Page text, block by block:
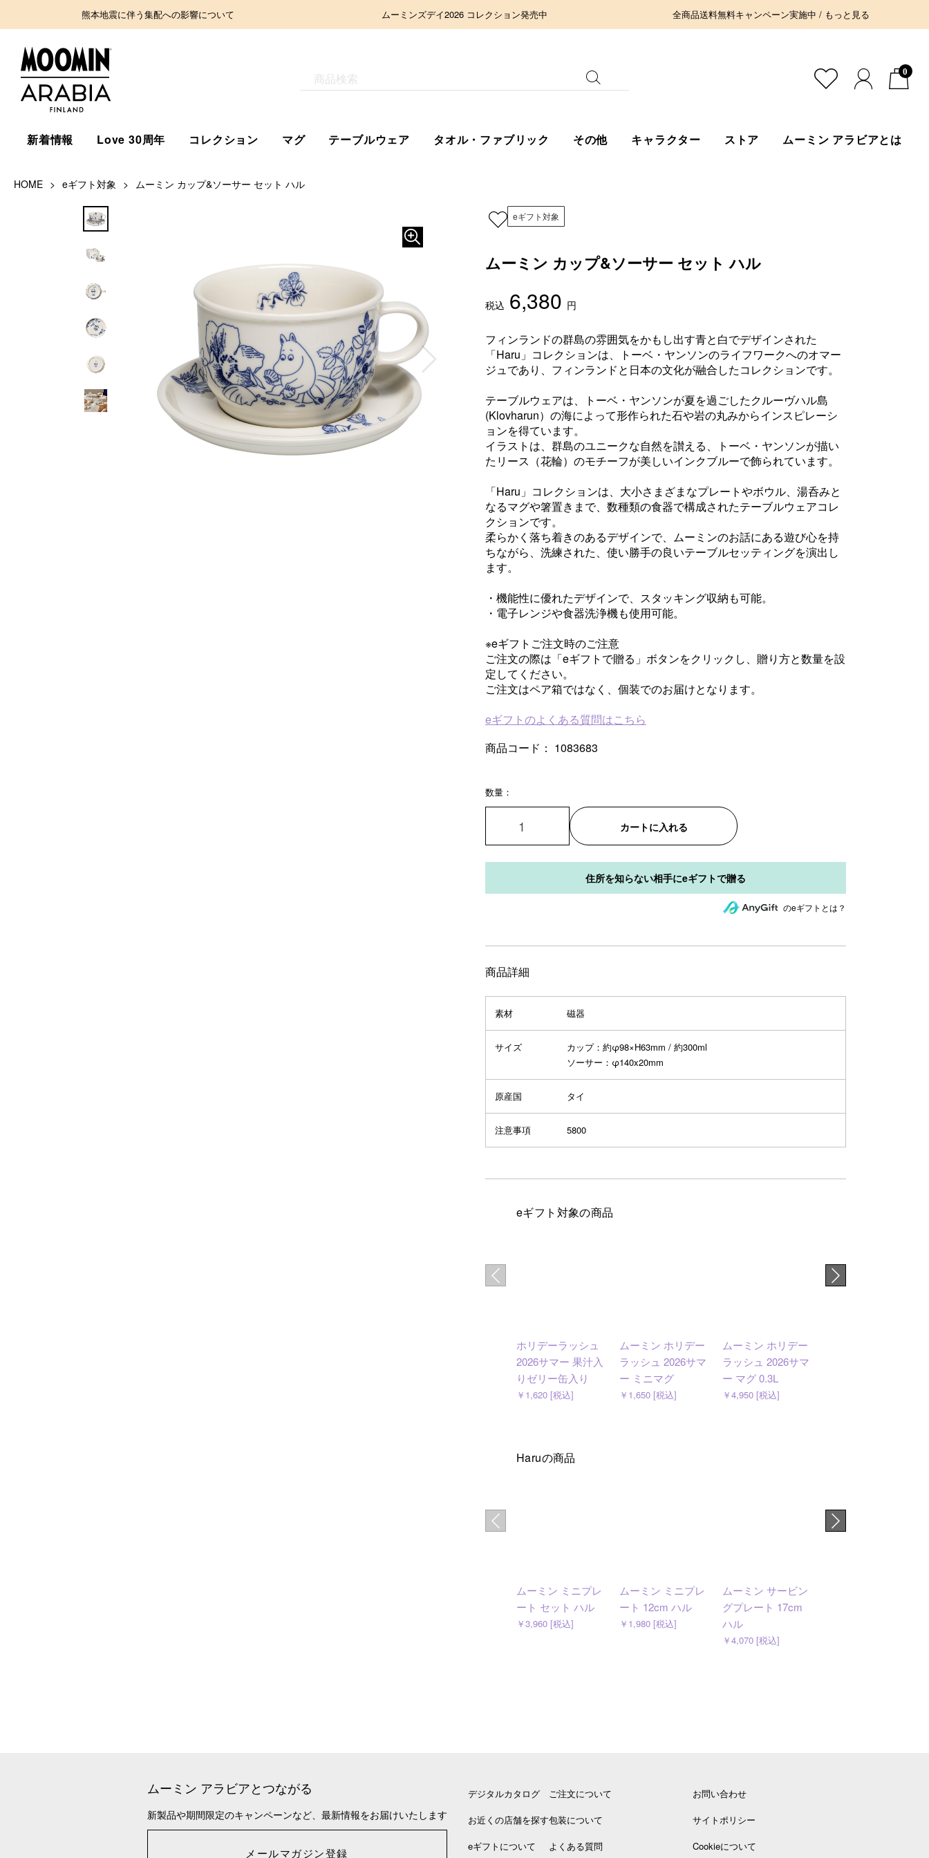
熊本地震に伴う集配への影響について ムーミンズデイ2026 コレクション発売中 全商品送料無料キャンペーン実施中 / もっと見る
0
新着情報 Love 30周年 コレクション マグ テーブルウェア タオル・ファブリック その他 キャラクター ストア ムーミン アラビアとは
HOME eギフト対象 ムーミン カップ&ソーサー セット ハル
eギフト対象
ムーミン カップ&ソーサー セット ハル
税込 6,380 円
フィンランドの群島の雰囲気をかもし出す青と白でデザインされた
「Haru」コレクションは、トーベ・ヤンソンのライフワークへのオマー
ジュであり、フィンランドと日本の文化が融合したコレクションです。
テーブルウェアは、トーベ・ヤンソンが夏を過ごしたクルーヴハル島
(Klovharun）の海によって形作られた石や岩の丸みからインスピレーシ
ョンを得ています。
イラストは、群島のユニークな自然を讃える、トーベ・ヤンソンが描い
たリース（花輪）のモチーフが美しいインクブルーで飾られています。
「Haru」コレクションは、大小さまざまなプレートやボウル、湯呑みと
なるマグや箸置きまで、数種類の食器で構成されたテーブルウェアコレ
クションです。
柔らかく落ち着きのあるデザインで、ムーミンのお話にある遊び心を持
ちながら、洗練された、使い勝手の良いテーブルセッティングを演出し
ます。
・機能性に優れたデザインで、スタッキング収納も可能。
・電子レンジや食器洗浄機も使用可能。
※eギフトご注文時のご注意
ご注文の際は「eギフトで贈る」ボタンをクリックし、贈り方と数量を設
定してください。
ご注文はペア箱ではなく、個装でのお届けとなります。
eギフトのよくある質問はこちら
商品コード： 1083683
数量：
カートに入れる
のeギフトとは？
商品詳細
素材 磁器
サイズ
カップ：約φ98×H63mm / 約300ml
ソーサー：φ140x20mm
原産国 タイ
注意事項 5800
eギフト対象の商品
ホリデーラッシュ
2026サマー 果汁入
りゼリー缶入り
￥1,620 [税込]
ムーミン ホリデー
ラッシュ 2026サマ
ー ミニマグ
￥1,650 [税込]
ムーミン ホリデー
ラッシュ 2026サマ
ー マグ 0.3L
￥4,950 [税込]
Haruの商品
ムーミン ミニプレ
ート セット ハル
￥3,960 [税込]
ムーミン ミニプレ
ート 12cm ハル
￥1,980 [税込]
ムーミン サービン
グプレート 17cm
ハル
￥4,070 [税込]
ムーミン アラビアとつながる
新製品や期間限定のキャンペーンなど、最新情報をお届けいたします
メールマガジン登録
デジタルカタログ
お近くの店舗を探す
eギフトについて
ご注文について
包装について
よくある質問
お問い合わせ
サイトポリシー
Cookieについて